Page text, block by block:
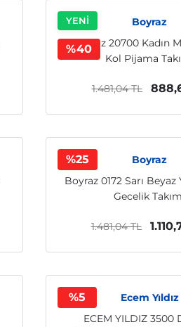
YENİ
%40
Boyraz
Boyraz 20700 Kadın
Kol Pijama
1.481,04 TL
%25
Boyraz
Boyraz 0172 Sarı Beyaz
Gecelik
1.481,04 TL
%5
Ecem Yıldız
ECEM YILDIZ 3500